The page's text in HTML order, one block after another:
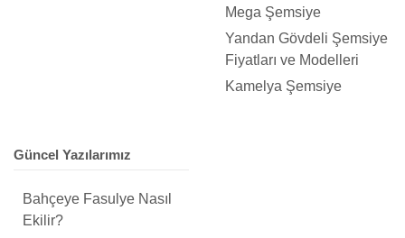
Mega Şemsiye
Yandan Gövdeli Şemsiye
Fiyatları ve Modelleri
Kamelya Şemsiye
Güncel Yazılarımız
Bahçeye Fasulye Nasıl
Ekilir?